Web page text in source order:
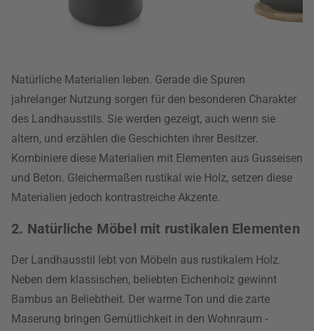
Natürliche Materialien leben. Gerade die Spuren
jahrelanger Nutzung sorgen für den besonderen Charakter
des Landhausstils. Sie werden gezeigt, auch wenn sie
altern, und erzählen die Geschichten ihrer Besitzer.
Kombiniere diese Materialien mit Elementen aus Gusseisen
und Beton. Gleichermaßen rustikal wie Holz, setzen diese
Materialien jedoch kontrastreiche Akzente.
2. Natürliche Möbel mit rustikalen Elementen
Der Landhausstil lebt von Möbeln aus rustikalem Holz.
Neben dem klassischen, beliebten Eichenholz gewinnt
Bambus an Beliebtheit. Der warme Ton und die zarte
Maserung bringen Gemütlichkeit in den Wohnraum -